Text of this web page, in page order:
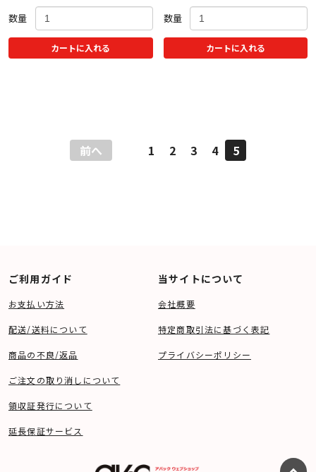
数量
カートに入れる
数量
カートに入れる
前へ 1 2 3 4 5
ご利用ガイド
お支払い方法
配送/送料について
商品の不良/返品
ご注文の取り消しについて
領収証発行について
延長保証サービス
当サイトについて
会社概要
特定商取引法に基づく表記
プライバシーポリシー